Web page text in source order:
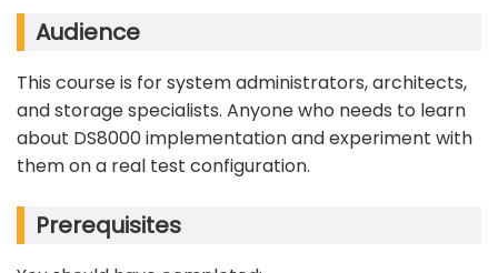
Audience
This course is for system administrators, architects,
and storage specialists. Anyone who needs to learn
about DS8000 implementation and experiment with
them on a real test configuration.
Prerequisites